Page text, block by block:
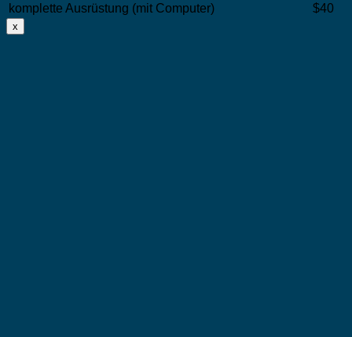
komplette Ausrüstung (mit Computer)
$40
x